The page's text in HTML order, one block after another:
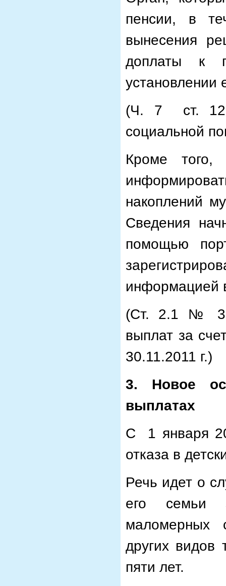
пенсии, в
вынесения
доплаты к
установлении
(Ч. 7 ст.
социальной
Кроме
накоплений
Сведения
помощью
информацией
(Ст. 2.1 №
выплат за
30.11.2011 г.)
3. Новое
выплатах
С 1 января
отказа в
Речь идет о
его семьи
маломерных
других видов
пяти лет.